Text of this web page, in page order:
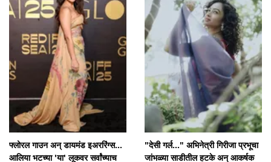
फ्लोरल गाउन अन् डायमंड इअररिंग्स...
आलिया भटच्या 'या' लूकवर सर्वांच्याच
"देसी गर्ल..." अभिनेत्री गिरीजा प्रभूचा
जांभळ्या साडीतील हटके अन् आकर्षक